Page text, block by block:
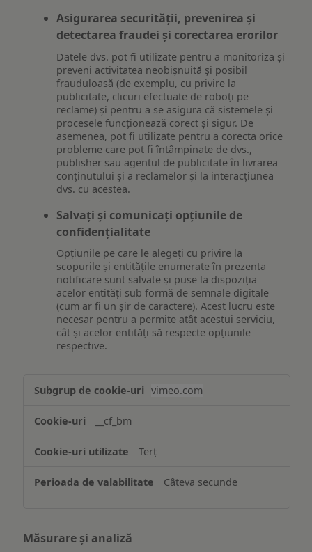
Asigurarea securității, prevenirea și
detectarea fraudei și corectarea erorilor
Datele dvs. pot fi utilizate pentru a monitoriza și
preveni activitatea neobișnuită și posibil
frauduloasă (de exemplu, cu privire la
publicitate, clicuri efectuate de roboți pe
reclame) și pentru a se asigura că sistemele și
procesele funcționează corect și sigur. De
asemenea, pot fi utilizate pentru a corecta orice
probleme care pot fi întâmpinate de dvs.,
publisher sau agentul de publicitate în livrarea
conținutului și a reclamelor și la interacțiunea
dvs. cu acestea.
Salvați și comunicați opțiunile de
confidențialitate
Opțiunile pe care le alegeți cu privire la
scopurile și entitățile enumerate în prezenta
notificare sunt salvate și puse la dispoziția
acelor entități sub formă de semnale digitale
(cum ar fi un șir de caractere). Acest lucru este
necesar pentru a permite atât acestui serviciu,
cât și acelor entități să respecte opțiunile
respective.
Asigurarea
funcționalităților
website-
ului
vimeo.com
__cf_bm
Terț
Câteva secunde
Măsurare și analiză